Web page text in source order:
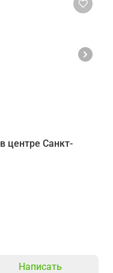
центре Санкт-
Написать